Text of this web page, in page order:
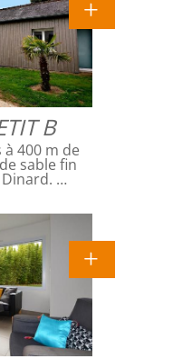
B
à 400 m de
sable fin
…